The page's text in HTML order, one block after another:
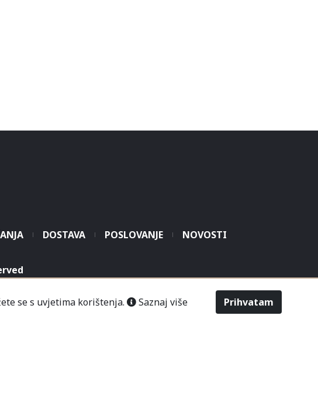
se s uvjetima korištenja. Saznaj više Prihvatam
DOSTAVA POSLOVANJE NOVOSTI